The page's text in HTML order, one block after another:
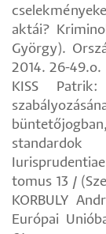
aktái?
György).
2014. 26-49.o.
KISS
tomus 13 /
KORBULY
Európai